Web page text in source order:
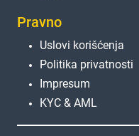
Pravno
Uslovi korišćenja
Politika privatnosti
Impresum
KYC & AML